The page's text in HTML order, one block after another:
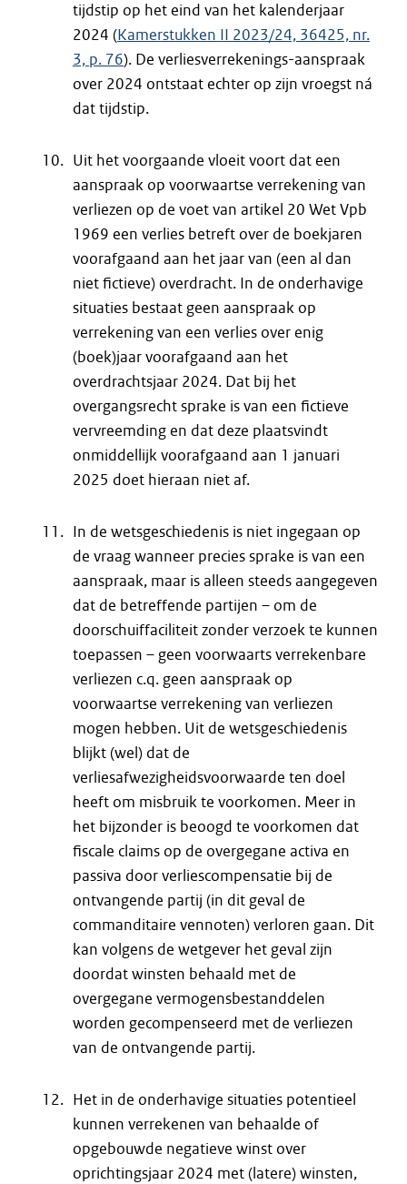
tijdstip op het eind van het kalenderjaar
2024 (Kamerstukken II 2023/24, 36425, nr.
3, p. 76). De verliesverrekenings-aanspraak
over 2024 ontstaat echter op zijn vroegst ná
dat tijdstip.
Uit het voorgaande vloeit voort dat een
aanspraak op voorwaartse verrekening van
verliezen op de voet van artikel 20 Wet Vpb
1969 een verlies betreft over de boekjaren
voorafgaand aan het jaar van (een al dan
niet fictieve) overdracht. In de onderhavige
situaties bestaat geen aanspraak op
verrekening van een verlies over enig
(boek)jaar voorafgaand aan het
overdrachtsjaar 2024. Dat bij het
overgangsrecht sprake is van een fictieve
vervreemding en dat deze plaatsvindt
onmiddellijk voorafgaand aan 1 januari
2025 doet hieraan niet af.
In de wetsgeschiedenis is niet ingegaan op
de vraag wanneer precies sprake is van een
aanspraak, maar is alleen steeds aangegeven
dat de betreffende partijen – om de
doorschuiffaciliteit zonder verzoek te kunnen
toepassen – geen voorwaarts verrekenbare
verliezen c.q. geen aanspraak op
voorwaartse verrekening van verliezen
mogen hebben. Uit de wetsgeschiedenis
blijkt (wel) dat de
verliesafwezigheidsvoorwaarde ten doel
heeft om misbruik te voorkomen. Meer in
het bijzonder is beoogd te voorkomen dat
fiscale claims op de overgegane activa en
passiva door verliescompensatie bij de
ontvangende partij (in dit geval de
commanditaire vennoten) verloren gaan. Dit
kan volgens de wetgever het geval zijn
doordat winsten behaald met de
overgegane vermogensbestanddelen
worden gecompenseerd met de verliezen
van de ontvangende partij.
Het in de onderhavige situaties potentieel
kunnen verrekenen van behaalde of
opgebouwde negatieve winst over
oprichtingsjaar 2024 met (latere) winsten,